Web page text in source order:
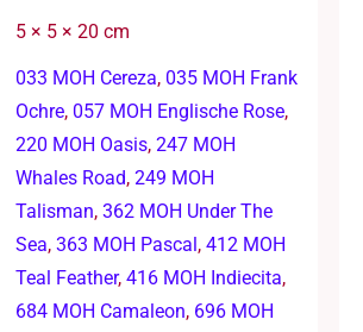
5 × 5 × 20 cm
033 MOH Cereza, 035 MOH Frank
Ochre, 057 MOH Englische Rose,
220 MOH Oasis, 247 MOH
Whales Road, 249 MOH
Talisman, 362 MOH Under The
Sea, 363 MOH Pascal , 412 MOH
Teal Feather, 416 MOH Indiecita,
684 MOH Camaleon, 696 MOH